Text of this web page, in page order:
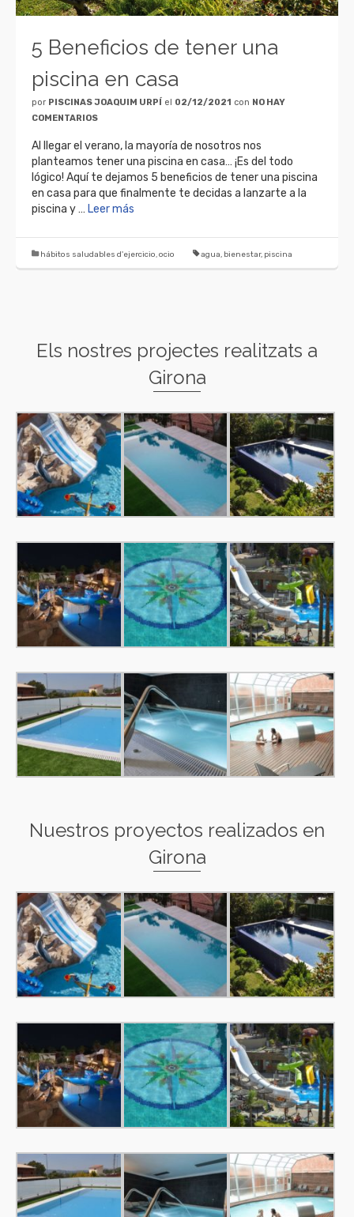
5 Beneficios de tener una
piscina en casa
por PISCINAS JOAQUIM URPÍ el 02/12/2021 con NO HAY
COMENTARIOS
Al llegar el verano, la mayoría de nosotros nos
planteamos tener una piscina en casa… ¡Es del todo
lógico! Aquí te dejamos 5 beneficios de tener una piscina
en casa para que finalmente te decidas a lanzarte a la
piscina y … Leer más
hábitos saludables d'ejercicio,ocio agua, bienestar, piscina
Els nostres projectes realitzats a
Girona
Nuestros proyectos realizados en
Girona